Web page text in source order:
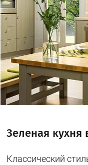
Зеленая кухня
Классический